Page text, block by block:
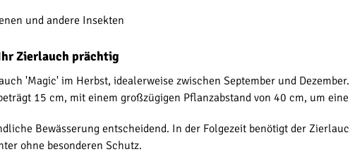
und andere Insekten
Zierlauch prächtig
'Magic' im Herbst, idealerweise zwischen September und
15 cm, mit einem großzügigen Pflanzabstand von 40 cm, um
Bewässerung entscheidend. In der Folgezeit benötigt der
ohne besonderen Schutz.